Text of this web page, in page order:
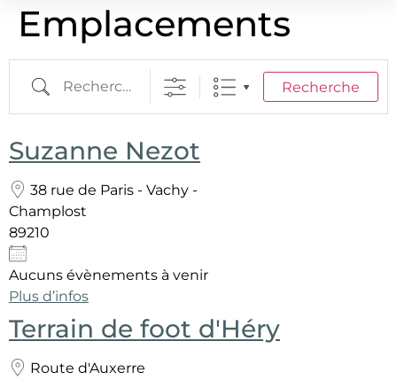
Emplacements
Recherche
Suzanne Nezot
38 rue de Paris - Vachy -
Champlost
89210
Aucuns évènements à venir
Plus d’infos
Terrain de foot d'Héry
Route d'Auxerre